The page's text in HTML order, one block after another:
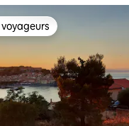
parmi les plus aimés